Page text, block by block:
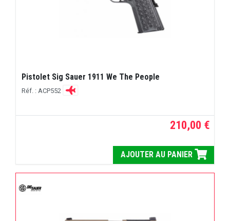
Pistolet Sig Sauer 1911 We The People
Réf. : ACP552
210,00 €
AJOUTER AU PANIER